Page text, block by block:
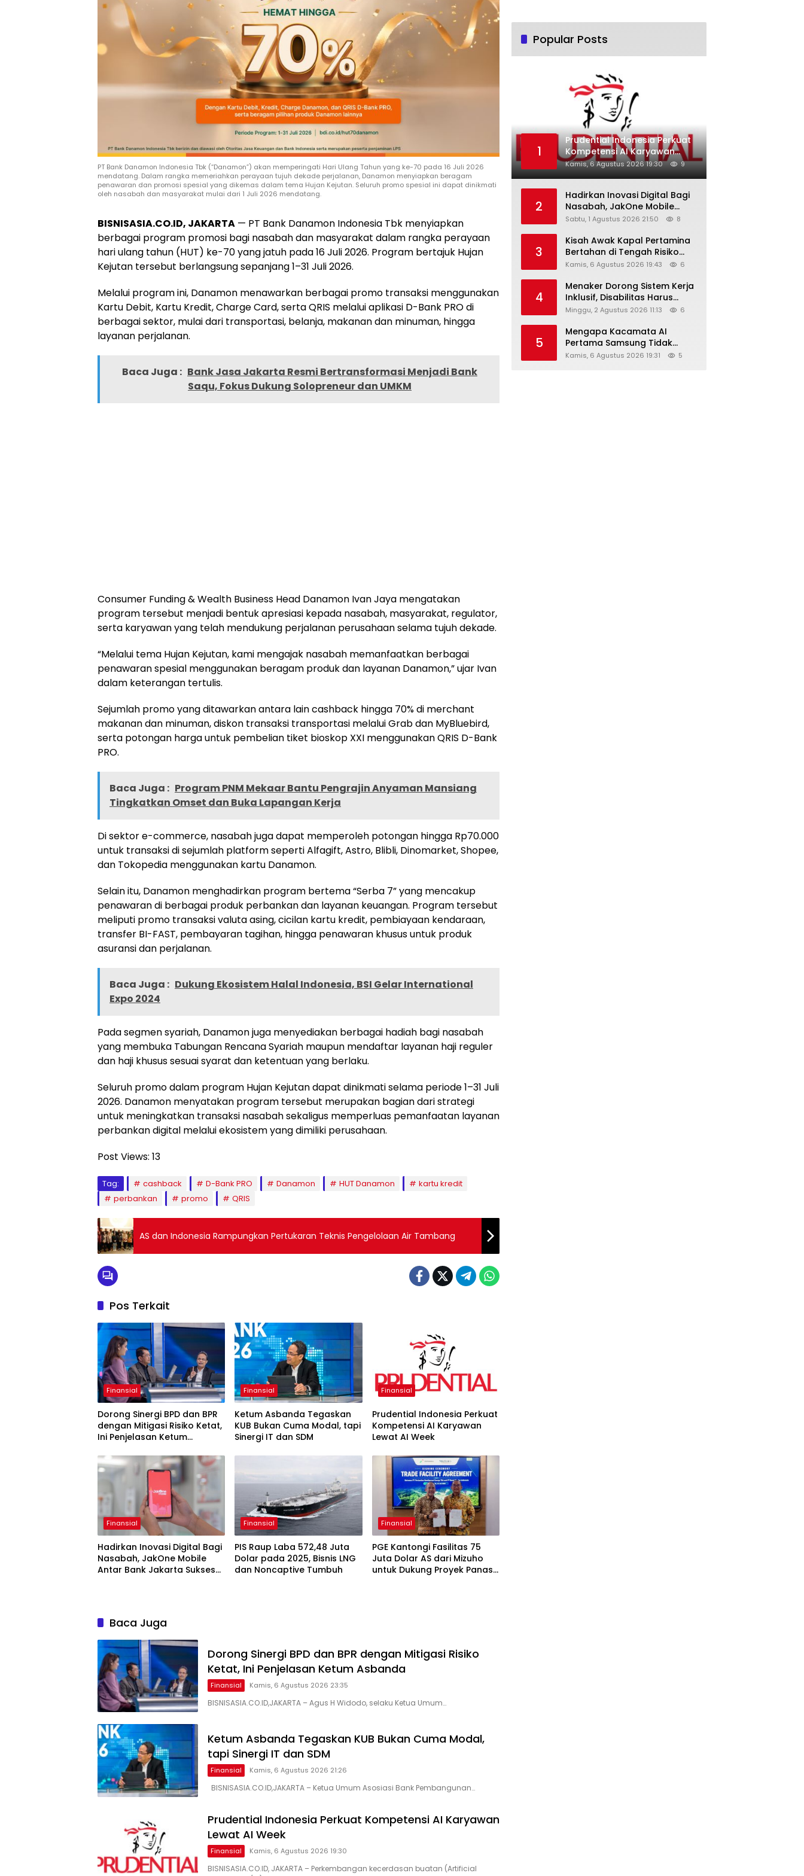
PT Bank Danamon Indonesia Tbk (“Danamon”) akan memperingati Hari Ulang Tahun yang ke-70 pada 16 Juli 2026
mendatang. Dalam rangka memeriahkan perayaan tujuh dekade perjalanan, Danamon menyiapkan beragam
penawaran dan promosi spesial yang dikemas dalam tema Hujan Kejutan. Seluruh promo spesial ini dapat dinikmati
oleh nasabah dan masyarakat mulai dari 1 Juli 2026 mendatang.
BISNISASIA.CO.ID, JAKARTA — PT Bank Danamon Indonesia Tbk menyiapkan
berbagai program promosi bagi nasabah dan masyarakat dalam rangka perayaan
hari ulang tahun (HUT) ke-70 yang jatuh pada 16 Juli 2026. Program bertajuk Hujan
Kejutan tersebut berlangsung sepanjang 1–31 Juli 2026.
Melalui program ini, Danamon menawarkan berbagai promo transaksi menggunakan
Kartu Debit, Kartu Kredit, Charge Card, serta QRIS melalui aplikasi D-Bank PRO di
berbagai sektor, mulai dari transportasi, belanja, makanan dan minuman, hingga
layanan perjalanan.
Baca Juga : Bank Jasa Jakarta Resmi Bertransformasi Menjadi Bank
Saqu, Fokus Dukung Solopreneur dan UMKM
Consumer Funding & Wealth Business Head Danamon Ivan Jaya mengatakan
program tersebut menjadi bentuk apresiasi kepada nasabah, masyarakat, regulator,
serta karyawan yang telah mendukung perjalanan perusahaan selama tujuh dekade.
“Melalui tema Hujan Kejutan, kami mengajak nasabah memanfaatkan berbagai
penawaran spesial menggunakan beragam produk dan layanan Danamon,” ujar Ivan
dalam keterangan tertulis.
Sejumlah promo yang ditawarkan antara lain cashback hingga 70% di merchant
makanan dan minuman, diskon transaksi transportasi melalui Grab dan MyBluebird,
serta potongan harga untuk pembelian tiket bioskop XXI menggunakan QRIS D-Bank
PRO.
Baca Juga : Program PNM Mekaar Bantu Pengrajin Anyaman Mansiang
Tingkatkan Omset dan Buka Lapangan Kerja
Di sektor e-commerce, nasabah juga dapat memperoleh potongan hingga Rp70.000
untuk transaksi di sejumlah platform seperti Alfagift, Astro, Blibli, Dinomarket, Shopee,
dan Tokopedia menggunakan kartu Danamon.
Selain itu, Danamon menghadirkan program bertema “Serba 7” yang mencakup
penawaran di berbagai produk perbankan dan layanan keuangan. Program tersebut
meliputi promo transaksi valuta asing, cicilan kartu kredit, pembiayaan kendaraan,
transfer BI-FAST, pembayaran tagihan, hingga penawaran khusus untuk produk
asuransi dan perjalanan.
Baca Juga : Dukung Ekosistem Halal Indonesia, BSI Gelar International
Expo 2024
Pada segmen syariah, Danamon juga menyediakan berbagai hadiah bagi nasabah
yang membuka Tabungan Rencana Syariah maupun mendaftar layanan haji reguler
dan haji khusus sesuai syarat dan ketentuan yang berlaku.
Seluruh promo dalam program Hujan Kejutan dapat dinikmati selama periode 1–31 Juli
2026. Danamon menyatakan program tersebut merupakan bagian dari strategi
untuk meningkatkan transaksi nasabah sekaligus memperluas pemanfaatan layanan
perbankan digital melalui ekosistem yang dimiliki perusahaan.
Post Views: 13
Tag: cashback D-Bank PRO Danamon HUT Danamon
kartu kredit
perbankan
promo QRIS
AS dan Indonesia Rampungkan Pertukaran Teknis Pengelolaan Air Tambang
Pos Terkait
Finansial
Dorong Sinergi BPD dan BPR
dengan Mitigasi Risiko Ketat,
Ini Penjelasan Ketum
Finansial
Ketum Asbanda Tegaskan
KUB Bukan Cuma Modal, tapi
Sinergi IT dan SDM
Finansial
Prudential Indonesia Perkuat
Kompetensi AI Karyawan
Lewat AI Week
Finansial
Hadirkan Inovasi Digital Bagi
Nasabah, JakOne Mobile
Antar Bank Jakarta Sukses
Finansial
PIS Raup Laba 572,48 Juta
Dolar pada 2025, Bisnis LNG
dan Noncaptive Tumbuh
Finansial
PGE Kantongi Fasilitas 75
Juta Dolar AS dari Mizuho
untuk Dukung Proyek Panas
Baca Juga
Dorong Sinergi BPD dan BPR dengan Mitigasi Risiko
Ketat, Ini Penjelasan Ketum Asbanda
Finansial Kamis, 6 Agustus 2026 23:35
BISNISASIA.CO.ID,JAKARTA – Agus H Widodo, selaku Ketua Umum…
Ketum Asbanda Tegaskan KUB Bukan Cuma Modal,
tapi Sinergi IT dan SDM
Finansial Kamis, 6 Agustus 2026 21:26
BISNISASIA.CO.ID,JAKARTA – Ketua Umum Asosiasi Bank Pembangunan…
Prudential Indonesia Perkuat Kompetensi AI Karyawan
Lewat AI Week
Finansial Kamis, 6 Agustus 2026 19:30
BISNISASIA.CO.ID, JAKARTA – Perkembangan kecerdasan buatan (Artificial
Popular Posts
1
Prudential Indonesia Perkuat
Kompetensi AI Karyawan
Lewat AI Week
Kamis, 6 Agustus 2026 19:30 9
2
Hadirkan Inovasi Digital Bagi
Nasabah, JakOne Mobile
Antar Bank Jakarta Sukses
Awards 2026
Sabtu, 1 Agustus 2026 21:50 8
3
Kisah Awak Kapal Pertamina
Bertahan di Tengah Risiko
Pelayaran Selat Hormuz
Kamis, 6 Agustus 2026 19:43 6
4
Menaker Dorong Sistem Kerja
Inklusif, Disabilitas Harus
Dapat Kesempatan Setara
Minggu, 2 Agustus 2026 11:13 6
5
Mengapa Kacamata AI
Pertama Samsung Tidak
Dibekali Layar?
Kamis, 6 Agustus 2026 19:31 5